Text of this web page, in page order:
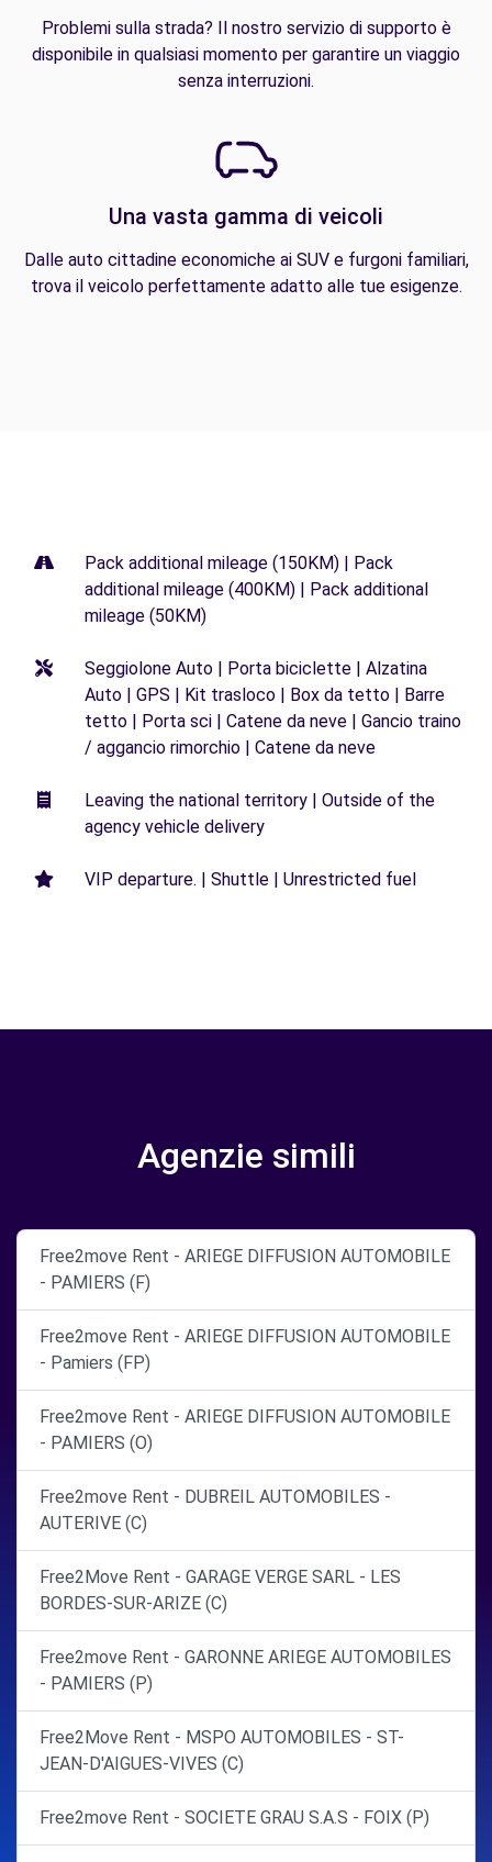
Problemi sulla strada? Il nostro servizio di supporto è
disponibile in qualsiasi momento per garantire un viaggio
senza interruzioni.
Una vasta gamma di veicoli
Dalle auto cittadine economiche ai SUV e furgoni familiari,
trova il veicolo perfettamente adatto alle tue esigenze.
Pack additional mileage (150KM) | Pack
additional mileage (400KM) | Pack additional
mileage (50KM)
Seggiolone Auto | Porta biciclette | Alzatina
Auto | GPS | Kit trasloco | Box da tetto | Barre
tetto | Porta sci | Catene da neve | Gancio traino
/ aggancio rimorchio | Catene da neve
Leaving the national territory | Outside of the
agency vehicle delivery
VIP departure. | Shuttle | Unrestricted fuel
Agenzie simili
Free2move Rent - ARIEGE DIFFUSION AUTOMOBILE
- PAMIERS (F)
Free2move Rent - ARIEGE DIFFUSION AUTOMOBILE
- Pamiers (FP)
Free2move Rent - ARIEGE DIFFUSION AUTOMOBILE
- PAMIERS (O)
Free2move Rent - DUBREIL AUTOMOBILES -
AUTERIVE (C)
Free2Move Rent - GARAGE VERGE SARL - LES
BORDES-SUR-ARIZE (C)
Free2move Rent - GARONNE ARIEGE AUTOMOBILES
- PAMIERS (P)
Free2Move Rent - MSPO AUTOMOBILES - ST-
JEAN-D'AIGUES-VIVES (C)
Free2move Rent - SOCIETE GRAU S.A.S - FOIX (P)